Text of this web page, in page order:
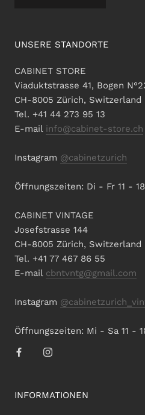
UNSERE STANDORTE
CABINET STORE
Viaduktstrasse 41, Bogen
CH-8005 Zürich, Switzerland
Tel. +41 44 273 95 13
E-mail info@cabinet-store.ch
Instagram @cabinetzurich
Öffnungszeiten: Di - Fr 11 -
CABINET VINTAGE
Josefstrasse 144
CH-8005 Zürich, Switzerland
Tel. +41 77 467 86 55
E-mail cbntvntg@gmail.com
Instagram
Öffnungszeiten: Mi - Sa 11 -
INFORMATIONEN